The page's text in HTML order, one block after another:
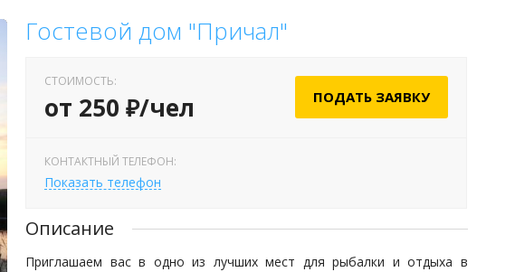
Гостевой дом "Причал"
СТОИМОСТЬ:
от 250 ₽/чел ПОДАТЬ ЗАЯВКУ
КОНТАКТНЫЙ ТЕЛЕФОН:
Показать телефон
Описание
Приглашаем вас в одно из лучших мест для рыбалки и отдыха в